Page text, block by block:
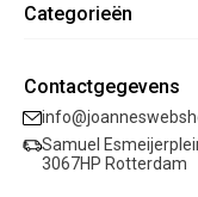
Veelgestelde vragen
Retourneren
Garantie
Registreren
Mijn verlanglijst
Categorieën
Sale
Kleding
Schoenen
Contactgegevens
Samuel
3067HP Rotterdam